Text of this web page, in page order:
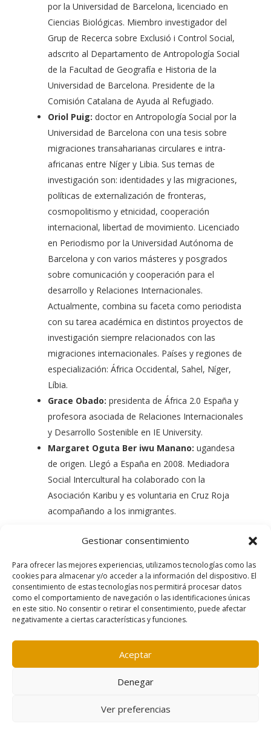
Gestionar consentimiento
Para ofrecer las mejores experiencias, utilizamos tecnologías como las
cookies para almacenar y/o acceder a la información del dispositivo. El
consentimiento de estas tecnologías nos permitirá procesar datos
como el comportamiento de navegación o las identificaciones únicas
en este sitio. No consentir o retirar el consentimiento, puede afectar
negativamente a ciertas características y funciones.
Aceptar
Denegar
Ver preferencias
por la Universidad de Barcelona, licenciado en
Ciencias Biológicas. Miembro investigador del
Grup de Recerca sobre Exclusió i Control Social,
adscrito al Departamento de Antropología Social
de la Facultad de Geografía e Historia de la
Universidad de Barcelona. Presidente de la
Comisión Catalana de Ayuda al Refugiado.
Oriol Puig: doctor en Antropología Social por la
Universidad de Barcelona con una tesis sobre
migraciones transaharianas circulares e intra-
africanas entre Níger y Libia. Sus temas de
investigación son: identidades y las migraciones,
políticas de externalización de fronteras,
cosmopolitismo y etnicidad, cooperación
internacional, libertad de movimiento. Licenciado
en Periodismo por la Universidad Autónoma de
Barcelona y con varios másteres y posgrados
sobre comunicación y cooperación para el
desarrollo y Relaciones Internacionales.
Actualmente, combina su faceta como periodista
con su tarea académica en distintos proyectos de
investigación siempre relacionados con las
migraciones internacionales. Países y regiones de
especialización: África Occidental, Sahel, Níger,
Líbia.
Grace Obado: presidenta de África 2.0 España y
profesora asociada de Relaciones Internacionales
y Desarrollo Sostenible en IE University.
Margaret Oguta Ber iwu Manano: ugandesa
de origen. Llegó a España en 2008. Mediadora
Social Intercultural ha colaborado con la
Asociación Karibu y es voluntaria en Cruz Roja
acompañando a los inmigrantes.